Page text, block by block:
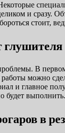
и сразу.
стоит,
глушителя
В
можно
и главное
будет
в